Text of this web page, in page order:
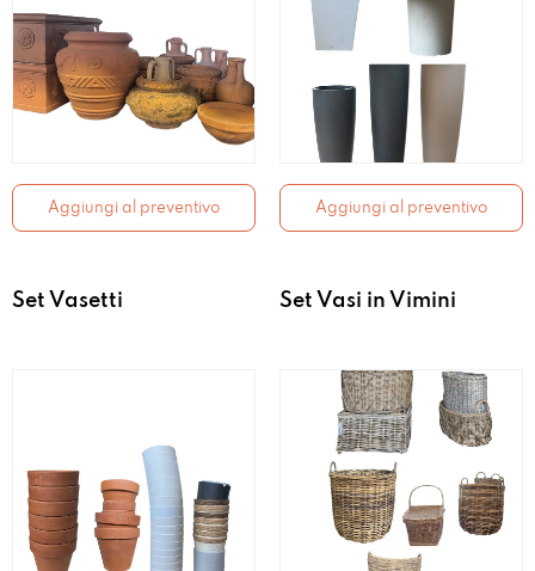
Aggiungi al preventivo Aggiungi al preventivo
Set Vasetti Set Vasi in Vimini